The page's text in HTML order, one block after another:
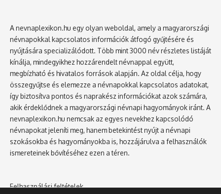
A nevnaplexikon.hu egy olyan weboldal, amely a magyarországi
névnapokkal kapcsolatos információk átfogó gyűjtésére és
nyújtására specializálódott. Több mint 3000 név részletes listáját
kínálja, mindegyikhez hozzárendelt névnappal együtt,
megbízható és hivatalos források alapján. Az oldal célja, hogy
összegyűjtse és elemezze a névnapokkal kapcsolatos adatokat,
így biztosítva pontos és naprakész információkat azok számára,
akik érdeklődnek a magyarországi névnapi hagyományok iránt. A
nevnaplexikon.hu nemcsak az egyes nevekhez kapcsolódó
névnapokat jeleníti meg, hanem betekintést nyújt a névnapi
szokásokba és hagyományokba is, hozzájárulva a felhasználók
ismereteinek bővítéséhez ezen a téren.
Felhasználási feltételek